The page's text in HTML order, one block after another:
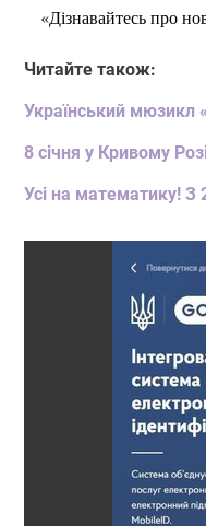
«Дізнавайтесь про
Читайте також:
Український мюзикл
8 січня у Кривому
Усі на математику! З